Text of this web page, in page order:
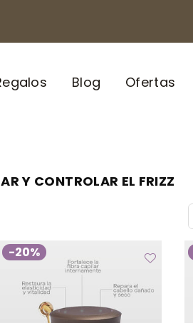
Blog Ofertas
Y CONTROLAR EL FRIZZ
-20%